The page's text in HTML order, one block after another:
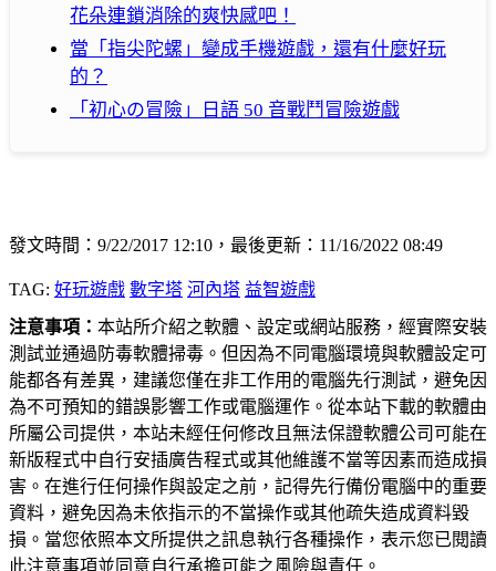
花朵連鎖消除的爽快感吧！
當「指尖陀螺」變成手機遊戲，還有什麼好玩
的？
「初心の冒險」日語 50 音戰鬥冒險遊戲
發文時間：9/22/2017 12:10，最後更新：11/16/2022 08:49
TAG: 好玩遊戲 數字塔 河內塔 益智遊戲
注意事項： 本站所介紹之軟體、設定或網站服務，經實際安裝
測試並通過防毒軟體掃毒。但因為不同電腦環境與軟體設定可
能都各有差異，建議您僅在非工作用的電腦先行測試，避免因
為不可預知的錯誤影響工作或電腦運作。從本站下載的軟體由
所屬公司提供，本站未經任何修改且無法保證軟體公司可能在
新版程式中自行安插廣告程式或其他維護不當等因素而造成損
害。在進行任何操作與設定之前，記得先行備份電腦中的重要
資料，避免因為未依指示的不當操作或其他疏失造成資料毀
損。當您依照本文所提供之訊息執行各種操作，表示您已閱讀
此注意事項並同意自行承擔可能之風險與責任。